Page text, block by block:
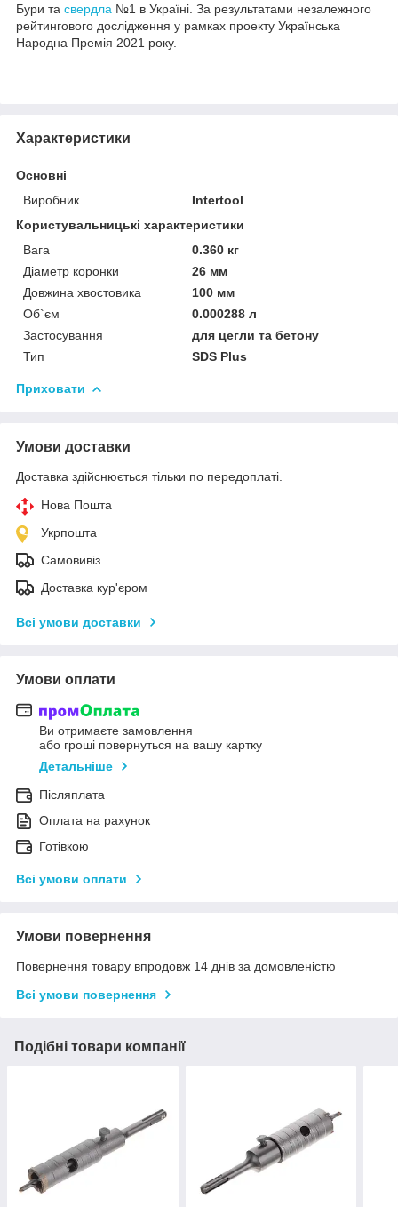
Бури та свердла №1 в Україні. За результатами незалежного
рейтингового дослідження у рамках проекту Українська
Народна Премія 2021 року.
Характеристики
Основні
Виробник
Intertool
Користувальницькі характеристики
Вага
0.360 кг
Діаметр коронки
26 мм
Довжина хвостовика
100 мм
Об`єм
0.000288 л
Застосування
для цегли та бетону
Тип
SDS Plus
Приховати
Умови доставки
Доставка здійснюється тільки по передоплаті.
Нова Пошта
Укрпошта
Самовивіз
Доставка кур'єром
Всі умови доставки
Умови оплати
Ви отримаєте замовлення
або гроші повернуться на вашу картку
Детальніше
Післяплата
Оплата на рахунок
Готівкою
Всі умови оплати
Умови повернення
Повернення товару впродовж 14 днів за домовленістю
Всі умови повернення
Подібні товари компанії